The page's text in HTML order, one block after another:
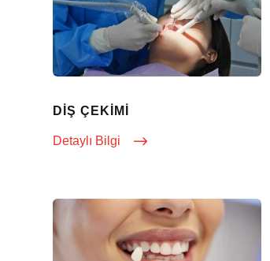
DIŞ ÇEKIMI
Detaylı Bilgi